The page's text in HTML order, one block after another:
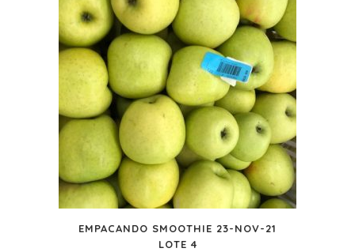
EMPACANDO SMOOTHIE 23-NOV-21
LOTE 4